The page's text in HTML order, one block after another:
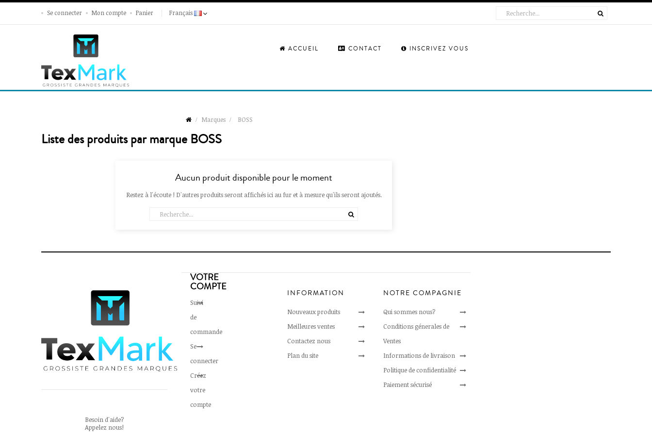
Se connecter Mon compte Panier Français
ACCUEIL CONTACT INSCRIVEZ VOUS
Marques BOSS
Liste des produits par marque BOSS
Aucun produit disponible pour le moment
Restez à l'écoute ! D'autres produits seront affichés ici au fur et à mesure qu'ils seront ajoutés.
Besoin d'aide?
Appelez nous!
VOTRE
COMPTE
Suivi
de
commande
Se
connecter
Créez
votre
compte
INFORMATION
Nouveaux produits
Meilleures ventes
Contactez nous
Plan du site
NOTRE COMPAGNIE
Qui sommes nous?
Conditions génerales de
Ventes
Informations de livraison
Politique de confidentialité
Paiement sécurisé